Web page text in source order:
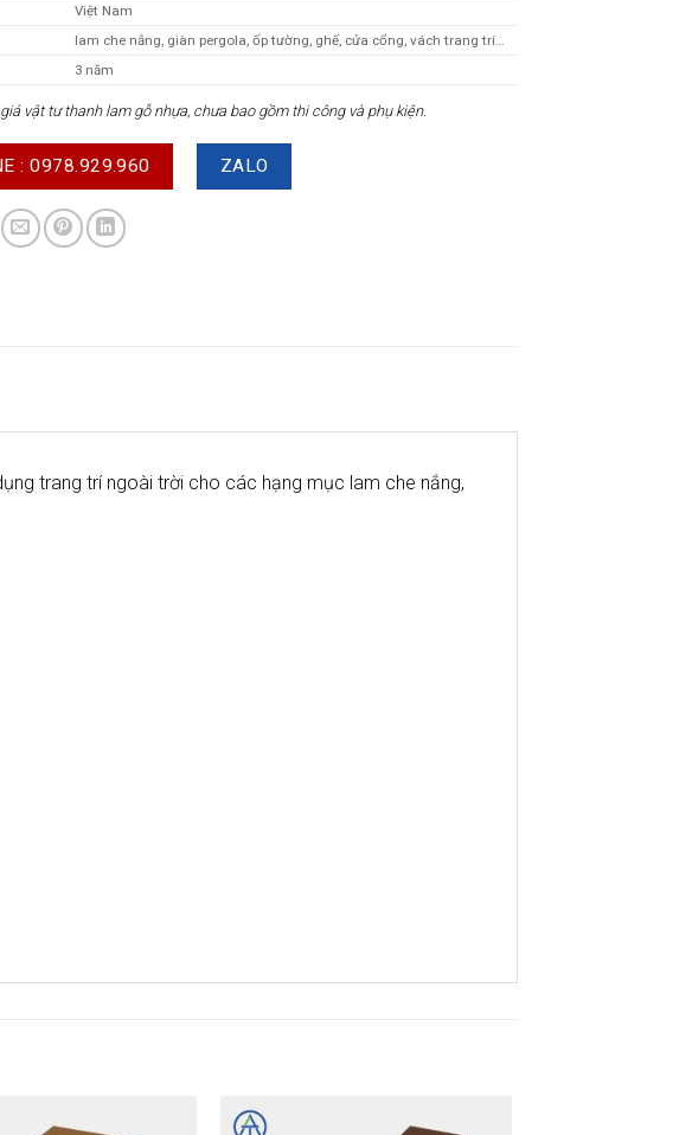
Việt Nam
lam che nắng, giàn pergola, ốp tường, ghế, cửa cổng, vách trang trí…
3 năm
vật tư thanh lam gỗ nhựa, chưa bao gồm thi công và phụ kiện.
: 0978.929.960 ZALO
trang trí ngoài trời cho các hạng mục lam che nắng,